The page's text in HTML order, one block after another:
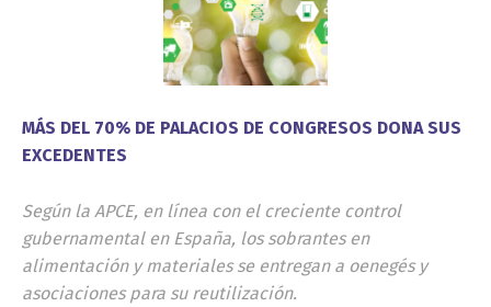
MÁS DEL 70% DE PALACIOS DE CONGRESOS DONA SUS
EXCEDENTES
Según la APCE, en línea con el creciente control
gubernamental en España, los sobrantes en
alimentación y materiales se entregan a oenegés y
asociaciones para su reutilización.